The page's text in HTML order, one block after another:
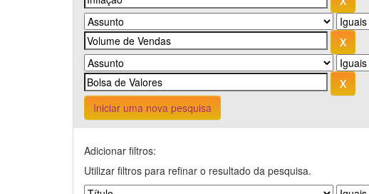
Iniciar uma nova pesquisa
Adicionar filtros:
Utilizar filtros para refinar o resultado da pesquisa.